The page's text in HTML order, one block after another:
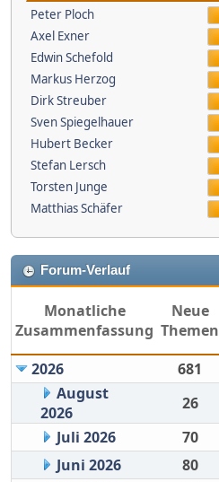
Peter Ploch
Axel Exner
Edwin Schefold
Markus Herzog
Dirk Streuber
Sven Spiegelhauer
Hubert Becker
Stefan Lersch
Torsten Junge
Matthias Schäfer
Forum-Verlauf
Monatliche
Zusammenfassung
Neue
Themen
2026
681
August
2026
26
Juli 2026
70
Juni 2026
80